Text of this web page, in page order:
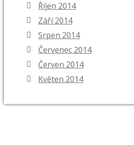
Říjen 2014
Září 2014
Srpen 2014
Červenec 2014
Červen 2014
Květen 2014